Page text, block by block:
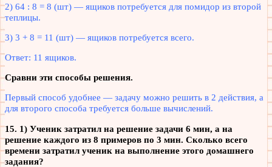
2) 64 : 8 = 8 (шт) — ящиков потребуется для помидор из второй
теплицы.
3) 3 + 8 = 11 (шт) — ящиков потребуется всего.
Ответ: 11 ящиков.
Сравни эти способы решения.
Первый способ удобнее — задачу можно решить в 2 действия, а
для второго способа требуется больше вычислений.
15. 1) Ученик затратил на решение задачи 6 мин, а на
решение каждого из 8 примеров по 3 мин. Сколько всего
времени затратил ученик на выполнение этого домашнего
задания?